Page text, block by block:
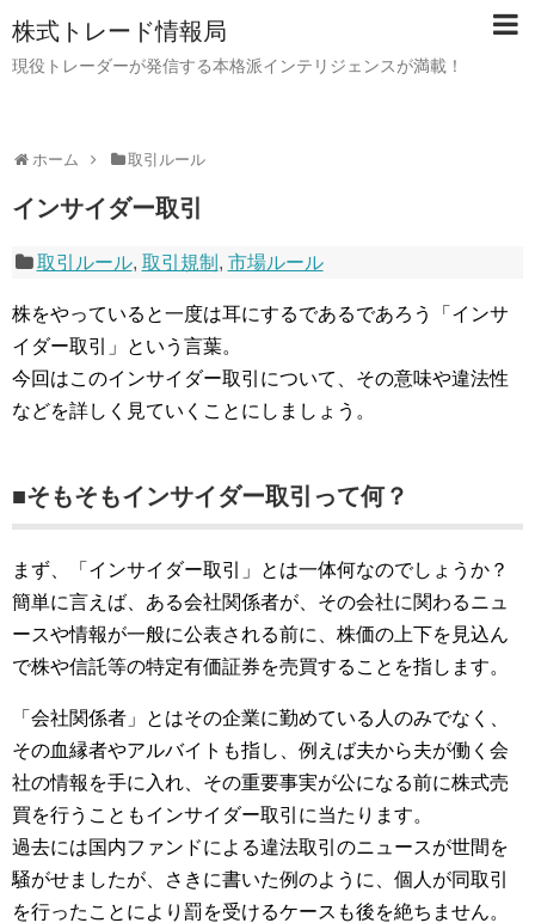
株式トレード情報局
現役トレーダーが発信する本格派インテリジェンスが満載！
ホーム 取引ルール
インサイダー取引
取引ルール, 取引規制 , 市場ルール
株をやっていると一度は耳にするであるであろう「インサ
イダー取引」という言葉。
今回はこのインサイダー取引について、その意味や違法性
などを詳しく見ていくことにしましょう。
■そもそもインサイダー取引って何？
まず、「インサイダー取引」とは一体何なのでしょうか？
簡単に言えば、ある会社関係者が、その会社に関わるニュ
ースや情報が一般に公表される前に、株価の上下を見込ん
で株や信託等の特定有価証券を売買することを指します。
「会社関係者」とはその企業に勤めている人のみでなく、
その血縁者やアルバイトも指し、例えば夫から夫が働く会
社の情報を手に入れ、その重要事実が公になる前に株式売
買を行うこともインサイダー取引に当たります。
過去には国内ファンドによる違法取引のニュースが世間を
騒がせましたが、さきに書いた例のように、個人が同取引
を行ったことにより罰を受けるケースも後を絶ちません。